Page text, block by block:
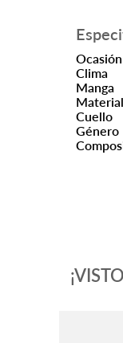
Clima
Manga
Material
Cuello
Género